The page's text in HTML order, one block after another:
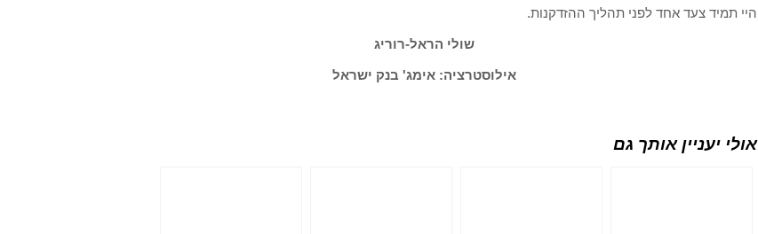
היי תמיד צעד אחד לפני תהליך ההזדקנות.
שולי הראל-רוריג
אילוסטרציה: אימג' בנק ישראל
אולי יעניין אותך גם